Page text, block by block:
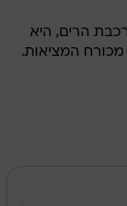
הרים, היא
המציאות.